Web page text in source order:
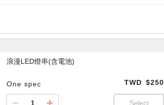
浪漫LED燈串(含電池)
One spec TWD $250